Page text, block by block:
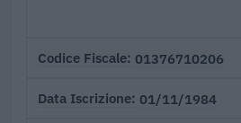
Codice Fiscale 01376710206
Data Iscrizione 01/11/1984